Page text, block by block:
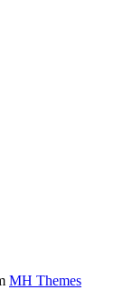
MH Themes